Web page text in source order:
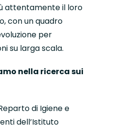
attentamente il loro
con un quadro
per
su larga scala.
nella ricerca sui
di Igiene e
dell’Istituto